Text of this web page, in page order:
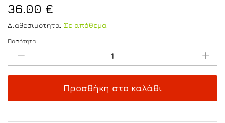
36.00 €
Διαθεσιμότητα: Σε απόθεμα
Gift
Box
Ποσότητα:
Προσθήκη στο καλάθι